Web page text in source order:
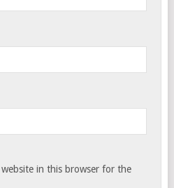
website in this browser for the